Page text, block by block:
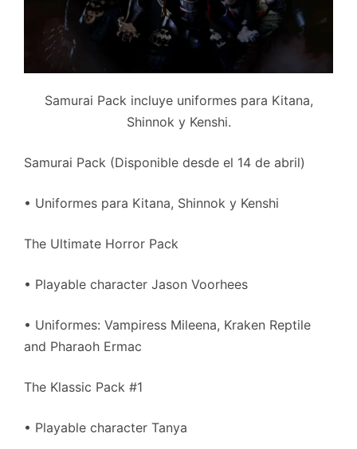
Samurai Pack incluye uniformes para Kitana,
Shinnok y Kenshi.
Samurai Pack (Disponible desde el 14 de abril)
• Uniformes para Kitana, Shinnok y Kenshi
The Ultimate Horror Pack
• Playable character Jason Voorhees
• Uniformes: Vampiress Mileena, Kraken Reptile
and Pharaoh Ermac
The Klassic Pack #1
• Playable character Tanya